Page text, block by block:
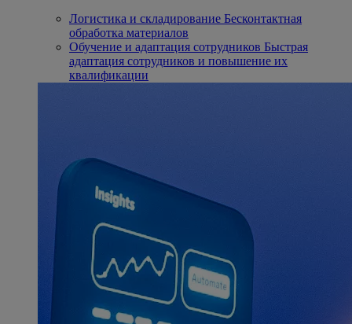
Логистика и складирование Бесконтактная
обработка материалов
Обучение и адаптация сотрудников Быстрая
адаптация сотрудников и повышение их
квалификации